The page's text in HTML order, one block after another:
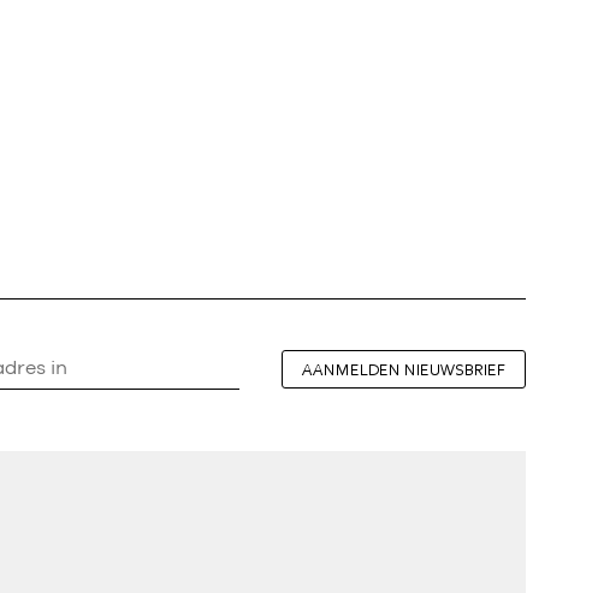
AANMELDEN NIEUWSBRIEF